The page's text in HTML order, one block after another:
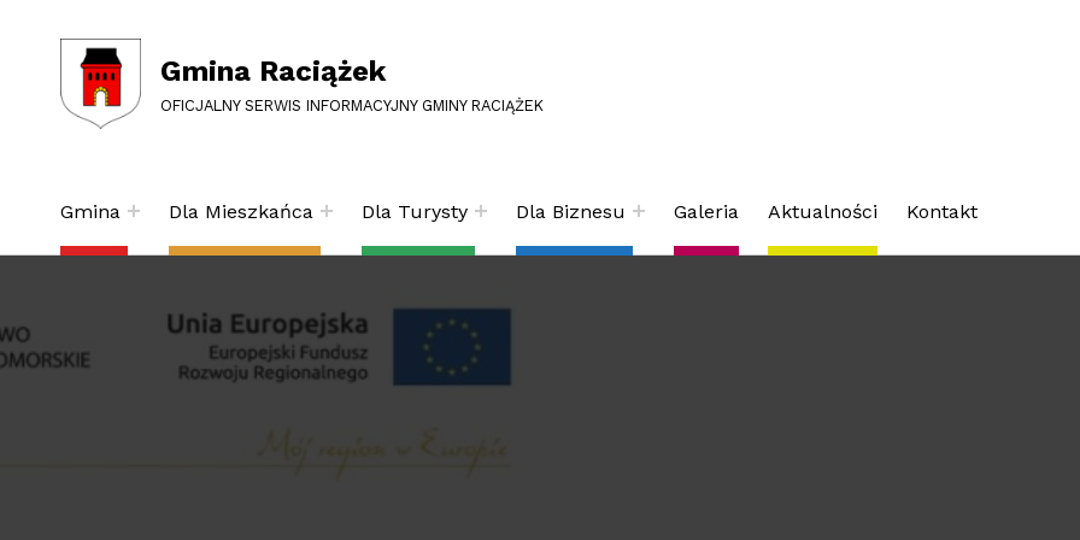
Gmina Raciążek
OFICJALNY SERWIS INFORMACYJNY GMINY RACIĄŻEK
Gmina Dla Mieszkańca Dla Turysty Dla Biznesu Galeria Aktualności Kontakt